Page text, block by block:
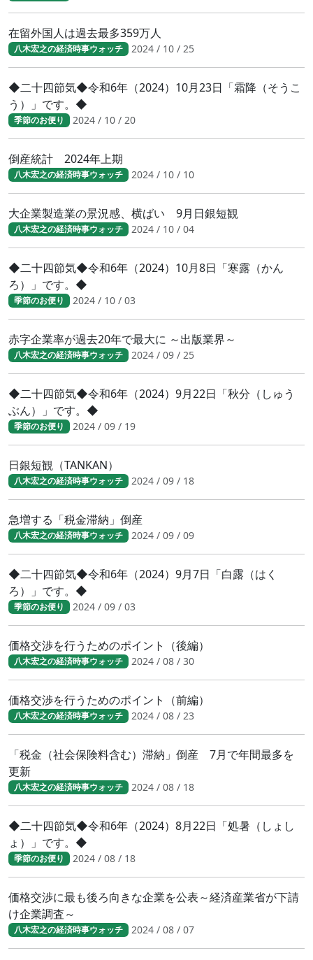
在留外国人は過去最多359万人
八木宏之の経済時事ウォッチ 2024 / 10 / 25
◆二十四節気◆令和6年（2024）10月23日「霜降（そうこ
う）」です。◆
季節のお便り 2024 / 10 / 20
倒産統計 2024年上期
八木宏之の経済時事ウォッチ 2024 / 10 / 10
大企業製造業の景況感、横ばい 9月日銀短観
八木宏之の経済時事ウォッチ 2024 / 10 / 04
◆二十四節気◆令和6年（2024）10月8日「寒露（かん
ろ）」です。◆
季節のお便り 2024 / 10 / 03
赤字企業率が過去20年で最大に ～出版業界～
八木宏之の経済時事ウォッチ 2024 / 09 / 25
◆二十四節気◆令和6年（2024）9月22日「秋分（しゅう
ぶん）」です。◆
季節のお便り 2024 / 09 / 19
日銀短観（TANKAN）
八木宏之の経済時事ウォッチ 2024 / 09 / 18
急増する「税金滞納」倒産
八木宏之の経済時事ウォッチ 2024 / 09 / 09
◆二十四節気◆令和6年（2024）9月7日「白露（はく
ろ）」です。◆
季節のお便り 2024 / 09 / 03
価格交渉を行うためのポイント（後編）
八木宏之の経済時事ウォッチ 2024 / 08 / 30
価格交渉を行うためのポイント（前編）
八木宏之の経済時事ウォッチ 2024 / 08 / 23
「税金（社会保険料含む）滞納」倒産 7月で年間最多を
更新
八木宏之の経済時事ウォッチ 2024 / 08 / 18
◆二十四節気◆令和6年（2024）8月22日「処暑（しょし
ょ）」です。◆
季節のお便り 2024 / 08 / 18
価格交渉に最も後ろ向きな企業を公表～経済産業省が下請
け企業調査～
八木宏之の経済時事ウォッチ 2024 / 08 / 07